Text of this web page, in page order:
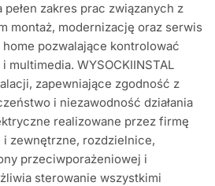
zakres prac związanych z
montaż, modernizację oraz serwis
pozwalające kontrolować
WYSOCKIINSTAL
zapewniające zgodność z
i niezawodność działania
realizowane przez firmę
zewnętrzne, rozdzielnice,
przeciwporażeniowej i
sterowanie wszystkimi